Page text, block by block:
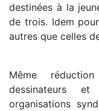
destinées à la
de trois. Idem
autres que celles
Même
dessinateurs
organisations